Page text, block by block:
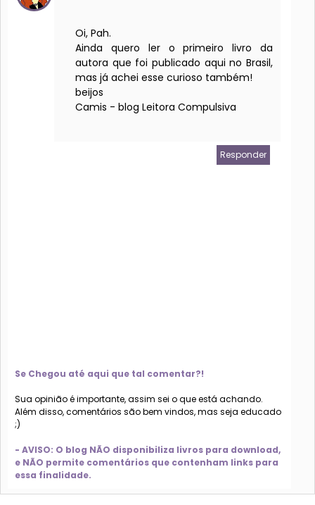
Oi, Pah.
Ainda quero ler o primeiro livro da
autora que foi publicado aqui no Brasil,
mas já achei esse curioso também!
beijos
Camis - blog Leitora Compulsiva
Responder
Se Chegou até aqui que tal comentar?!
Sua opinião é importante, assim sei o que está achando.
Além disso, comentários são bem vindos, mas seja educado
;)
- AVISO: O blog NÃO disponibiliza livros para download,
e NÃO permite comentários que contenham links para
essa finalidade.